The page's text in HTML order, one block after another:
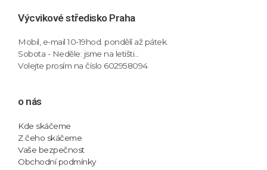
Výcvikové středisko Praha
Mobil, e-mail 10-19hod. pondělí až pátek.
Sobota - Neděle: jsme na letišti...
Volejte prosím na číslo 602958094
o nás
Kde skáčeme
Z čeho skáčeme
Vaše bezpečnost
Obchodní podmínky